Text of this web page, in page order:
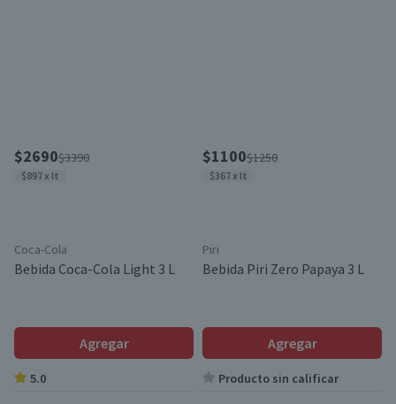
$2690$3390
$897 x lt
Coca-Cola
Bebida Coca-Cola Light 3 L
Agregar
5.0
$1100$1250
$367 x lt
Piri
Bebida Piri Zero Papaya 3 L
Agregar
Producto sin calificar